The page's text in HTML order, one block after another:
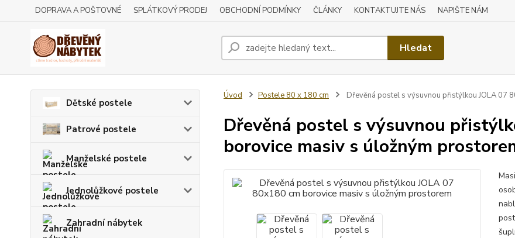
DOPRAVA A POŠTOVNÉ SPLÁTKOVÝ PRODEJ OBCHODNÍ PODMÍNKY ČLÁNKY KONTAKTUJTE NÁS NAPIŠTE NÁM
Hledat
Dětské postele
Patrové postele
Manželské postele
Jednolůžkové postele
Zahradní nábytek
Úvod Postele 80 x 180 cm Dřevěná postel s výsuvnou přistýlkou JOLA 07
Dřevěná postel s výsuvnou
borovice masiv s úložným